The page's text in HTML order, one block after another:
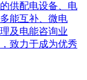
供配电设备、电
能互补、微电
及电能咨询业
致力于成为优秀